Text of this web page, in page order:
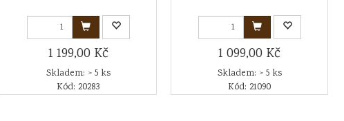
1 199,00 Kč
Skladem: > 5 ks
Kód: 20283
1 099,00 Kč
Skladem: > 5 ks
Kód: 21090